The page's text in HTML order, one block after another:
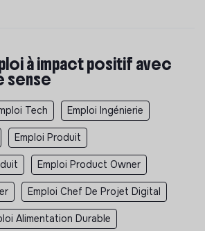
à impact positif avec
sense
Tech Emploi Ingénierie
Emploi Produit
Emploi Product Owner
Emploi Chef De Projet Digital
Alimentation Durable